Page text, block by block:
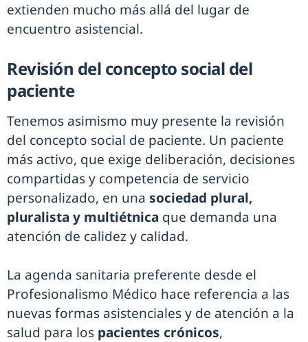
extienden mucho más allá del lugar de
encuentro asistencial.
Revisión del concepto social del
paciente
Tenemos asimismo muy presente la revisión
del concepto social de paciente. Un paciente
más activo, que exige deliberación, decisiones
compartidas y competencia de servicio
personalizado, en una sociedad plural,
pluralista y multiétnica que demanda una
atención de calidez y calidad.
La agenda sanitaria preferente desde el
Profesionalismo Médico hace referencia a las
nuevas formas asistenciales y de atención a la
salud para los pacientes crónicos,